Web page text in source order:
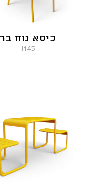
כיסא נוח בר
1145